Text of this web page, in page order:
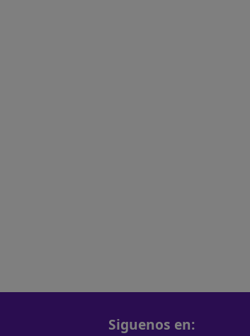
Siguenos en: